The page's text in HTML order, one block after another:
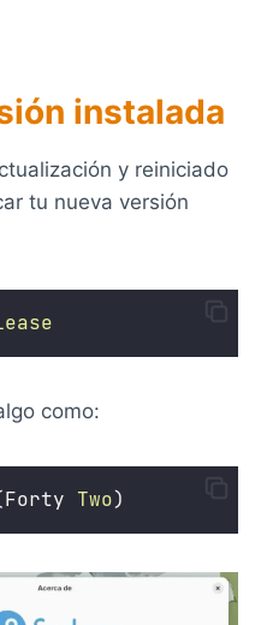
instalada
y reiniciado
tu nueva versión
como:
Two)